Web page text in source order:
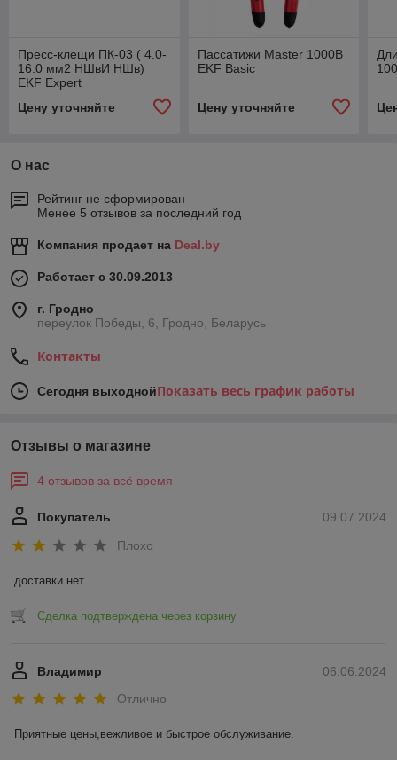
Пресс-клещи ПК-03 ( 4.0-
16.0 мм2 НШвИ НШв)
EKF Expert
Цену уточняйте
Пассатижи Master 1000В
EKF Basic
Цену уточняйте
О нас
Рейтинг не сформирован
Менее 5 отзывов за последний год
Компания продает на Deal.by
Работает с 30.09.2013
г. Гродно
переулок Победы, 6, Гродно, Беларусь
Контакты
Сегодня выходнойПоказать весь график работы
Отзывы о магазине
4 отзывов за всё время
09.07.2024
Покупатель
Плохо
доставки нет.
Сделка подтверждена через корзину
06.06.2024
Владимир
Отлично
Приятные цены,вежливое и быстрое обслуживание.